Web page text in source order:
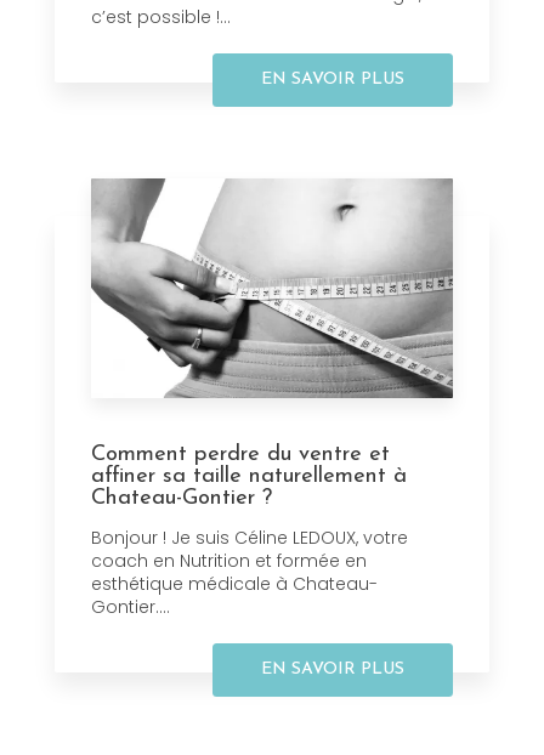
c’est possible !...
EN SAVOIR PLUS
Comment perdre du ventre et
affiner sa taille naturellement à
Chateau-Gontier ?
Bonjour ! Je suis Céline LEDOUX, votre
coach en Nutrition et formée en
esthétique médicale à Chateau-
Gontier....
EN SAVOIR PLUS